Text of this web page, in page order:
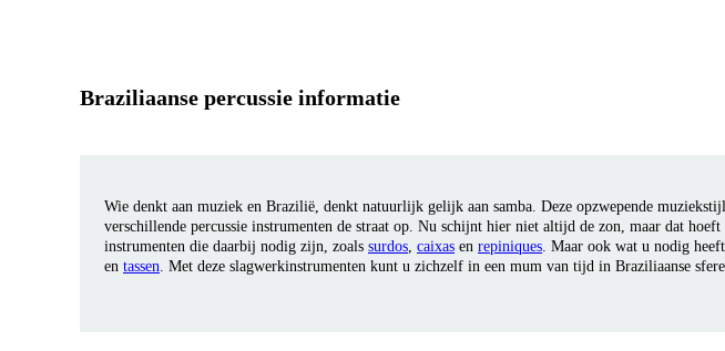
Braziliaanse percussie informatie
Wie denkt aan muziek en Brazilië, denkt natuurlijk gelijk aan samba. Deze opzwepende
verschillende percussie instrumenten de straat op. Nu schijnt hier niet altijd de zon, maar dat
instrumenten die daarbij nodig zijn, zoals surdos, caixas en repiniques. Maar ook wat u nodig
en tassen. Met deze slagwerkinstrumenten kunt u zichzelf in een mum van tijd in Braziliaanse